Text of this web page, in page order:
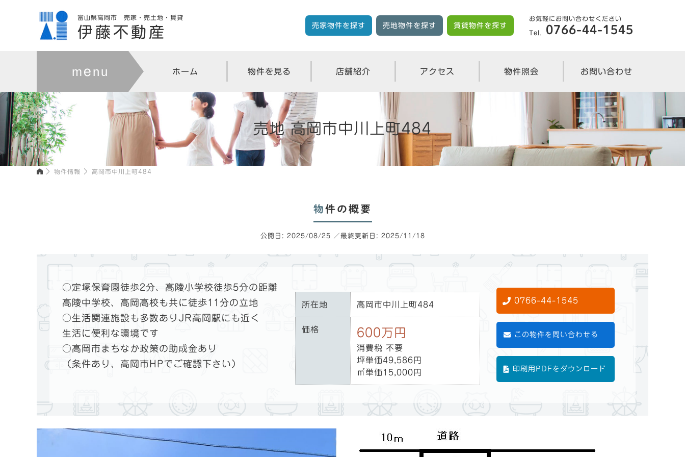
富山県高岡市 売家・売土地・賃貸
伊藤不動産 売家物件を探す 売地物件を探す 賃貸物件を探す
お気軽にお問い合わせください
Tel. 0766-44-1545
ホーム 物件を見る 店舗紹介 アクセス 物件照会 お問い合わせ
売地 高岡市中川上町484
物件情報 高岡市中川上町484
物件の概要
公開日: 2025/08/25 ／最終更新日: 2025/11/18
○定塚保育園徒歩2分、高陵小学校徒歩5分の距離
高陵中学校、高岡高校も共に徒歩11分の立地
○生活関連施設も多数ありJR高岡駅にも近く
生活に便利な環境です
○高岡市まちなか政策の助成金あり
（条件あり、高岡市HPでご確認下さい）
所在地 高岡市中川上町484
価格 600万円
消費税 不要
坪単価49,586円
㎡単価15,000円
0766-44-1545
この物件を問い合わせる
印刷用PDFをダウンロード